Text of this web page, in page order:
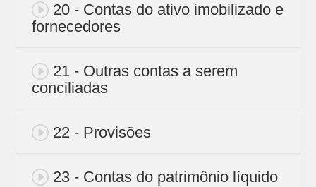
20 - Contas do ativo imobilizado e
fornecedores
21 - Outras contas a serem
conciliadas
22 - Provisões
23 - Contas do patrimônio líquido